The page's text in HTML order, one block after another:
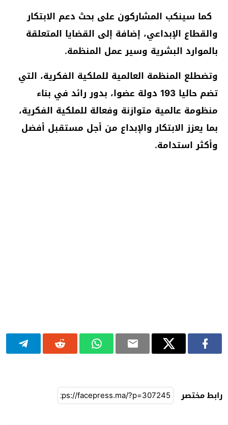
كما سينكب المشاركون على بحث دعم الابتكار
والقطاع الإبداعي، إضافة إلى القضايا المتعلقة
بالموارد البشرية وسير عمل المنظمة.
وتضطلع المنظمة العالمية للملكية الفكرية، التي
تضم حاليا 193 دولة عضوا، بدور رائد في بناء
منظومة عالمية متوازنة وفعالة للملكية الفكرية،
بما يعزز الابتكار والإبداع من أجل مستقبل أفضل
وأكثر استدامة.
رابط مختصر